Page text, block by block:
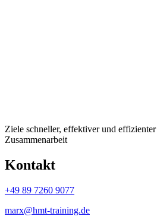
Ziele schneller, effektiver und
Zusammenarbeit
Kontakt
+49 89 7260 9077
marx@hmt-training.de